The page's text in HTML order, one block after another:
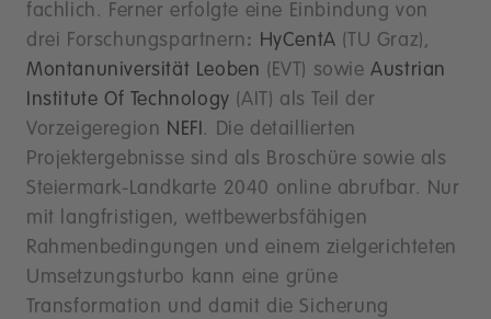
fachlich. Ferner erfolgte eine Einbindung von
drei Forschungspartnern: HyCentA (TU Graz),
Montanuniversität Leoben (EVT) sowie Austrian
Institute Of Technology (AIT) als Teil der
Vorzeigeregion NEFI . Die detaillierten
Projektergebnisse sind als Broschüre sowie als
Steiermark-Landkarte 2040 online abrufbar. Nur
mit langfristigen, wettbewerbsfähigen
Rahmenbedingungen und einem zielgerichteten
Umsetzungsturbo kann eine grüne
Transformation und damit die Sicherung